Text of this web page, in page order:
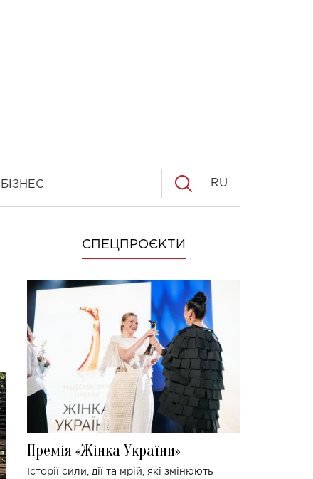
БІЗНЕС RU
СПЕЦПРОЄКТИ
Премія «Жінка України»
Історії сили, дії та мрій, які змінюють